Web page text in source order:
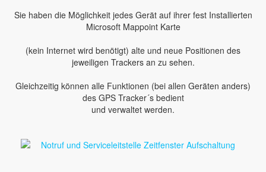
Sie haben die Möglichkeit jedes Gerät auf ihrer fest Installierten
Microsoft Mappoint Karte
(kein Internet wird benötigt) alte und neue Positionen des
jeweiligen Trackers an zu sehen.
Gleichzeitig können alle Funktionen (bei allen Geräten anders)
des GPS Tracker´s bedient
und verwaltet werden.